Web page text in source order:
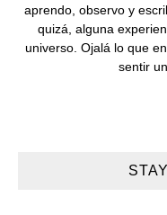
aprendo, observo y
quizá, alguna
universo. Ojalá lo que
sentir